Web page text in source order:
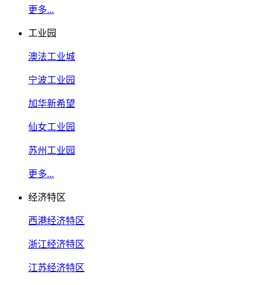
更多...
工业园
澳法工业城
宁波工业园
加华新希望
仙女工业园
苏州工业园
更多...
经济特区
西港经济特区
浙江经济特区
江苏经济特区